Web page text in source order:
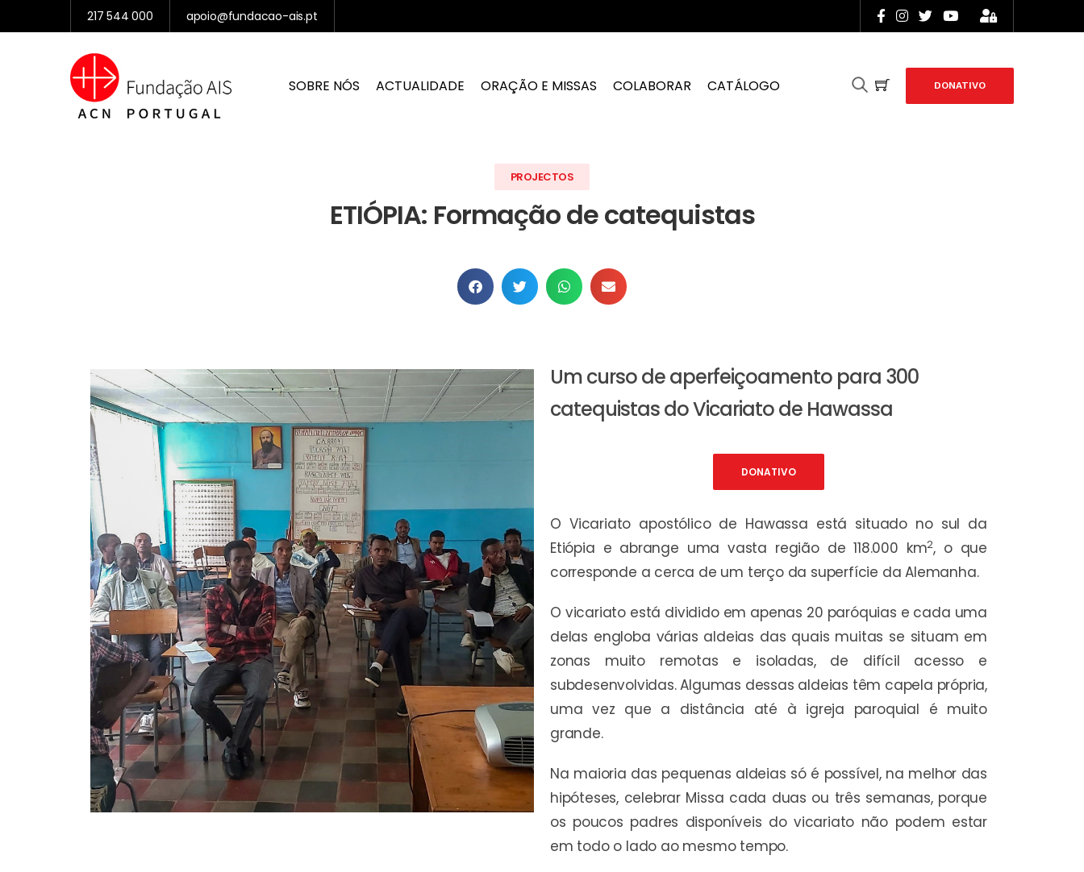
217 544 000 apoio@fundacao-ais.pt
SOBRE NÓS ACTUALIDADE ORAÇÃO E MISSAS COLABORAR CATÁLOGO DONATIVO
PROJECTOS
ETIÓPIA: Formação de catequistas
Um curso de aperfeiçoamento para 300
catequistas do Vicariato de Hawassa
DONATIVO
O Vicariato apostólico de Hawassa está situado no sul da
Etiópia e abrange uma vasta região de 118.000 km2, o que
corresponde a cerca de um terço da superfície da Alemanha.
O vicariato está dividido em apenas 20 paróquias e cada uma
delas engloba várias aldeias das quais muitas se situam em
zonas muito remotas e isoladas, de difícil acesso e
subdesenvolvidas. Algumas dessas aldeias têm capela própria,
uma vez que a distância até à igreja paroquial é muito
grande.
Na maioria das pequenas aldeias só é possível, na melhor das
hipóteses, celebrar Missa cada duas ou três semanas, porque
os poucos padres disponíveis do vicariato não podem estar
em todo o lado ao mesmo tempo.